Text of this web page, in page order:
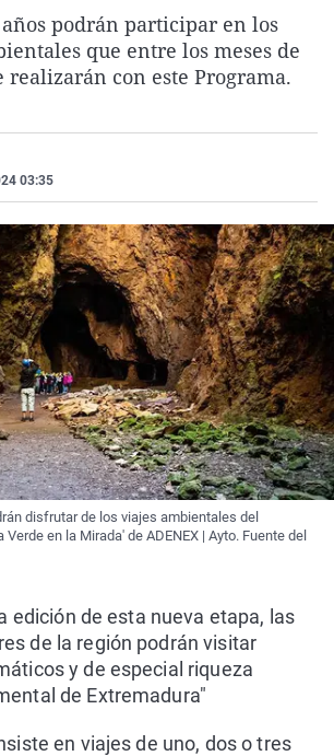
La rosa de los vientos
Gente viajera
Como el perro y el
Caso
Retornados
Equipo de
Operación Viuda
Extremadura
Galicia
Navarra
Virales
Televisión
Elecciones
podrán participar en los
que entre los meses de
realizarán con este Programa.
03:35
disfrutar de los viajes ambientales del
Verde en la Mirada' de ADENEX | Ayto. Fuente del
edición de esta nueva etapa, las
de la región podrán visitar
y de especial riqueza
de Extremadura"
en viajes de uno, dos o tres